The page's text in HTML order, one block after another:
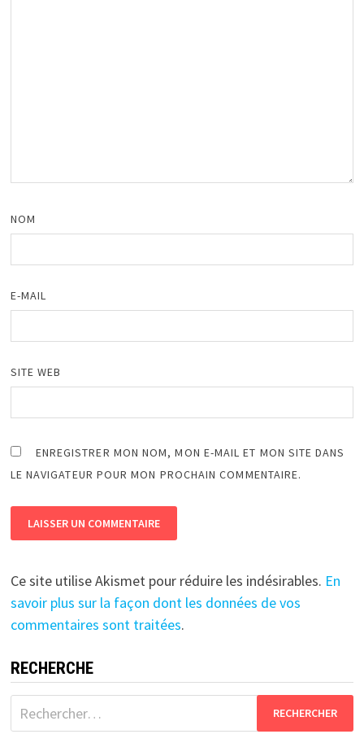
NOM
E-MAIL
SITE WEB
ENREGISTRER MON NOM, MON E-MAIL ET MON SITE DANS
LE NAVIGATEUR POUR MON PROCHAIN COMMENTAIRE.
Ce site utilise Akismet pour réduire les indésirables. En
savoir plus sur la façon dont les données de vos
commentaires sont traitées.
RECHERCHE
Rechercher :